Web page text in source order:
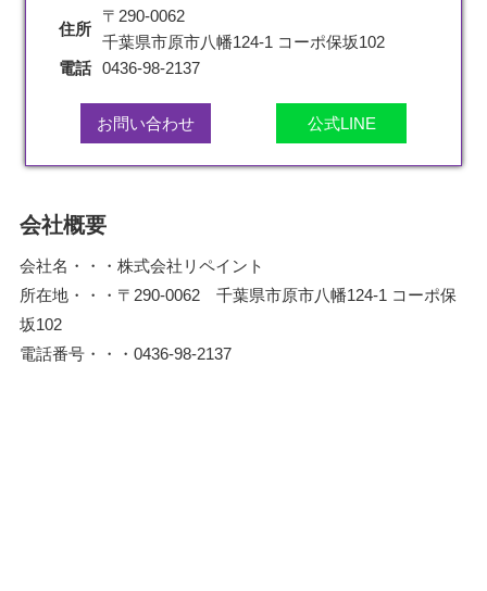
住所
〒290-0062
千葉県市原市八幡124-1 コーポ保坂102
電話 0436-98-2137
お問い合わせ 公式LINE
会社概要
会社名・・・株式会社リペイント
所在地・・・〒290-0062 千葉県市原市八幡124-1 コーポ保
坂102
電話番号・・・0436-98-2137